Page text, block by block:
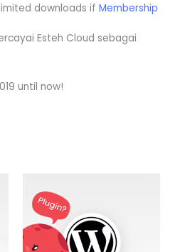
downloads ifMembership
Esteh Cloud sebagai
until now!